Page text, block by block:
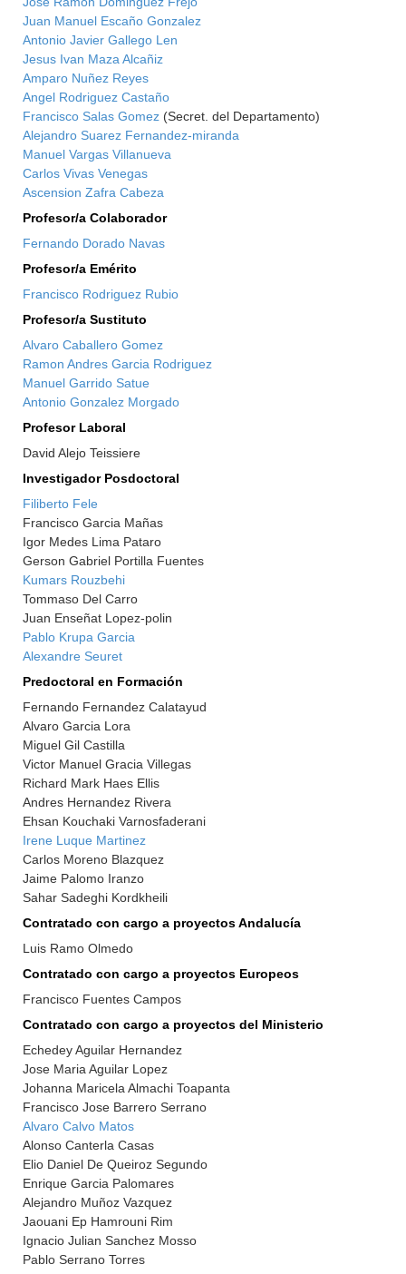
Juan Manuel Escaño Gonzalez
Antonio Javier Gallego Len
Jesus Ivan Maza Alcañiz
Amparo Nuñez Reyes
Angel Rodriguez Castaño
Francisco Salas Gomez (Secret. del Departamento)
Alejandro Suarez Fernandez-miranda
Manuel Vargas Villanueva
Carlos Vivas Venegas
Ascension Zafra Cabeza
Profesor/a Colaborador
Fernando Dorado Navas
Profesor/a Emérito
Francisco Rodriguez Rubio
Profesor/a Sustituto
Alvaro Caballero Gomez
Ramon Andres Garcia Rodriguez
Manuel Garrido Satue
Antonio Gonzalez Morgado
Profesor Laboral
David Alejo Teissiere
Investigador Posdoctoral
Filiberto Fele
Francisco Garcia Mañas
Igor Medes Lima Pataro
Gerson Gabriel Portilla Fuentes
Kumars Rouzbehi
Tommaso Del Carro
Juan Enseñat Lopez-polin
Pablo Krupa Garcia
Alexandre Seuret
Predoctoral en Formación
Fernando Fernandez Calatayud
Alvaro Garcia Lora
Miguel Gil Castilla
Victor Manuel Gracia Villegas
Richard Mark Haes Ellis
Andres Hernandez Rivera
Ehsan Kouchaki Varnosfaderani
Irene Luque Martinez
Carlos Moreno Blazquez
Jaime Palomo Iranzo
Sahar Sadeghi Kordkheili
Contratado con cargo a proyectos Andalucía
Luis Ramo Olmedo
Contratado con cargo a proyectos Europeos
Francisco Fuentes Campos
Contratado con cargo a proyectos del Ministerio
Echedey Aguilar Hernandez
Jose Maria Aguilar Lopez
Johanna Maricela Almachi Toapanta
Francisco Jose Barrero Serrano
Alvaro Calvo Matos
Alonso Canterla Casas
Elio Daniel De Queiroz Segundo
Enrique Garcia Palomares
Alejandro Muñoz Vazquez
Jaouani Ep Hamrouni Rim
Ignacio Julian Sanchez Mosso
Pablo Serrano Torres